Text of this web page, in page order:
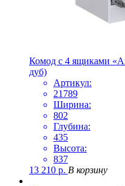
Комод с 4 ящиками
дуб)
Артикул:
21789
Ширина:
802
Глубина:
435
Высота:
837
13 210 р. В корзину